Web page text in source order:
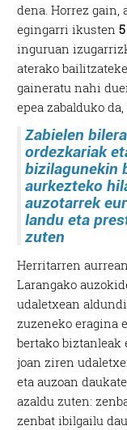
dena. Horrez
egingarri ikusten
inguruan
aterako
gaineratu nahi
epea zabalduko
Zabielen
ordezkariak
bizilagunekin
aurkezteko
auzotarrek
landu eta
zuten
Herritarren
Larangako
udaletxean
zuzeneko eragina
bertako
joan ziren
eta auzoan
azaldu zuten:
zenbat ibilgailu